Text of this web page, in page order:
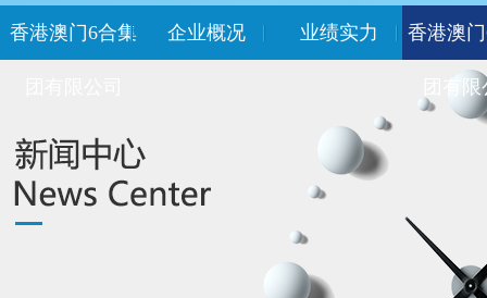
香港澳门6合集 企业概况 业绩实力 香港澳
团有